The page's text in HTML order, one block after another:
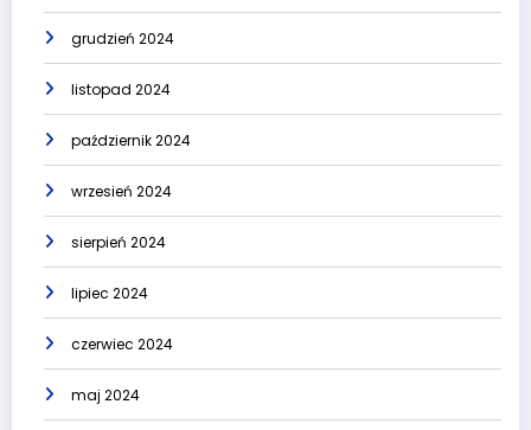
grudzień 2024
listopad 2024
październik 2024
wrzesień 2024
sierpień 2024
lipiec 2024
czerwiec 2024
maj 2024